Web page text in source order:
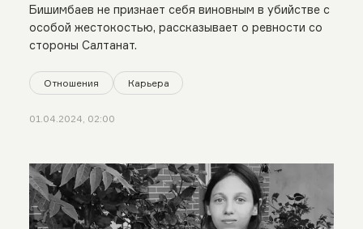
Бишимбаев не признает себя виновным в убийстве с
особой жестокостью, рассказывает о ревности со
стороны Салтанат.
Отношения Карьера
01.04.2024, 02:00